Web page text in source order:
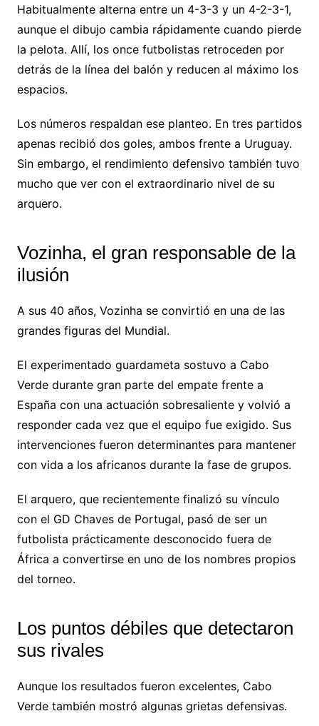
Habitualmente alterna entre un 4-3-3 y un 4-2-3-1,
aunque el dibujo cambia rápidamente cuando pierde
la pelota. Allí, los once futbolistas retroceden por
detrás de la línea del balón y reducen al máximo los
espacios.
Los números respaldan ese planteo. En tres partidos
apenas recibió dos goles, ambos frente a Uruguay.
Sin embargo, el rendimiento defensivo también tuvo
mucho que ver con el extraordinario nivel de su
arquero.
Vozinha, el gran responsable de la
ilusión
A sus 40 años, Vozinha se convirtió en una de las
grandes figuras del Mundial.
El experimentado guardameta sostuvo a Cabo
Verde durante gran parte del empate frente a
España con una actuación sobresaliente y volvió a
responder cada vez que el equipo fue exigido. Sus
intervenciones fueron determinantes para mantener
con vida a los africanos durante la fase de grupos.
El arquero, que recientemente finalizó su vínculo
con el GD Chaves de Portugal, pasó de ser un
futbolista prácticamente desconocido fuera de
África a convertirse en uno de los nombres propios
del torneo.
Los puntos débiles que detectaron
sus rivales
Aunque los resultados fueron excelentes, Cabo
Verde también mostró algunas grietas defensivas.